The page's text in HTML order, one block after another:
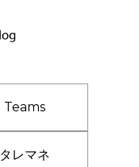
Teams
タレマネ